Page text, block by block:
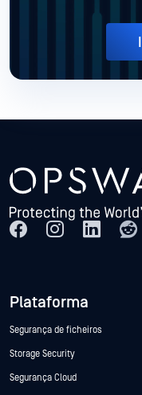
Plataforma
Segurança de ficheiros
Storage Security
Segurança Cloud